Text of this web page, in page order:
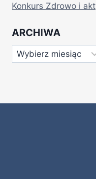
Konkurs Zdrowo i
ARCHIWA